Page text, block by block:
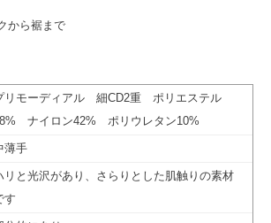
から裾まで
リモーディアル 細CD2重 ポリエステル
ナイロン42% ポリウレタン10%
薄手
リと光沢があり、さらりとした肌触りの素材
す